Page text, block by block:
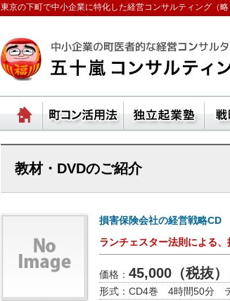
東京の下町で中小企業に特化した経営コンサルティング（
ランチェスターの法則を学
ホーム 町コン活用方
教材・DVDのご紹介
損害保険会社の経営戦略CD
ランチェスター法則による
価格： 45,000（税抜）
形式： CD4巻 4時間50分